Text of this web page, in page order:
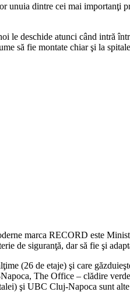
unuia dintre cei mai importanţi
le deschide atunci când intră
să fie montate chiar şi la
marca RECORD este
de siguranţă, dar să fie şi
(26 de etaje) şi care
The Office – clădire
şi UBC Cluj-Napoca sunt